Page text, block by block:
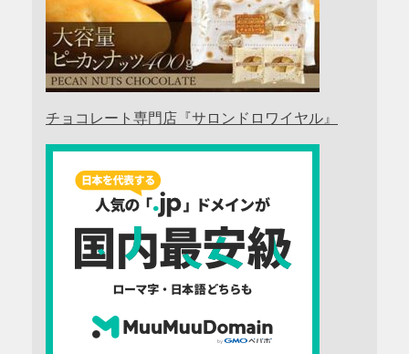
チョコレート専門店『サロンドロワイヤル』